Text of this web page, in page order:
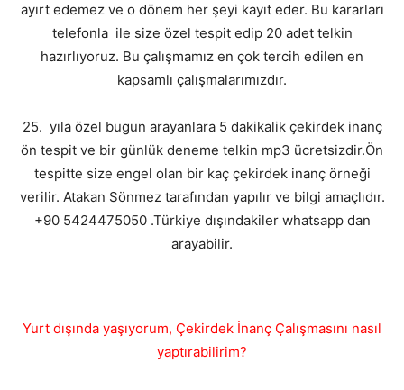
ayırt edemez ve o dönem her şeyi kayıt eder. Bu kararları
telefonla ile size özel tespit edip 20 adet telkin
hazırlıyoruz. Bu çalışmamız en çok tercih edilen en
kapsamlı çalışmalarımızdır.
25. yıla özel bugun arayanlara 5 dakikalik çekirdek inanç
ön tespit ve bir günlük deneme telkin mp3 ücretsizdir.Ön
tespitte size engel olan bir kaç çekirdek inanç örneği
verilir. Atakan Sönmez tarafından yapılır ve bilgi amaçlıdır.
+90 5424475050 .Türkiye dışındakiler whatsapp dan
arayabilir.
Yurt dışında yaşıyorum, Çekirdek İnanç Çalışmasını nasıl
yaptırabilirim?